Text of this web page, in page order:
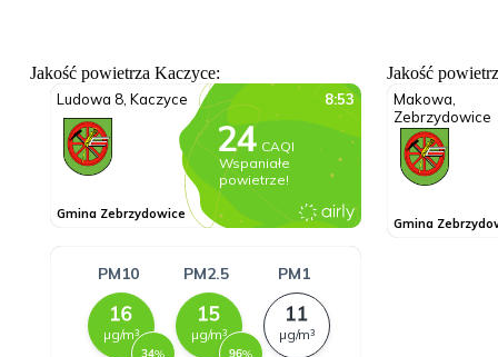
Jakość powietrza Kaczyce: Jakość